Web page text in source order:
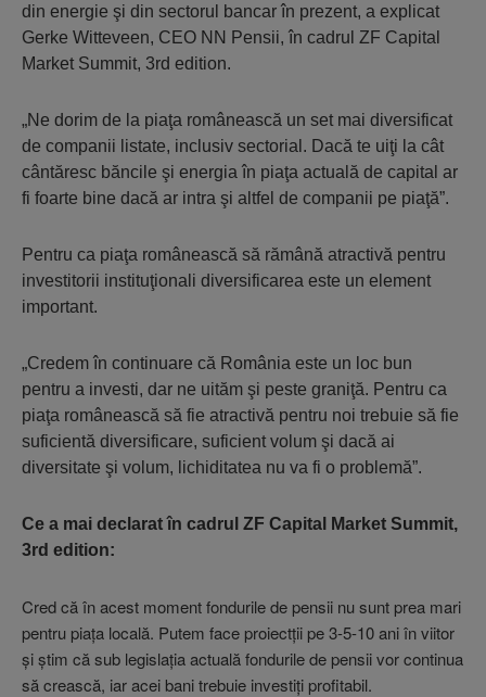
din energie şi din sectorul bancar în prezent, a explicat
Gerke Witteveen, CEO NN Pensii, în cadrul ZF Capital
Market Summit, 3rd edition.
„Ne dorim de la piaţa românească un set mai diversificat
de companii listate, inclusiv sectorial. Dacă te uiţi la cât
cântăresc băncile şi energia în piaţa actuală de capital ar
fi foarte bine dacă ar intra şi altfel de companii pe piaţă”.
Pentru ca piaţa românească să rămână atractivă pentru
investitorii instituţionali diversificarea este un element
important.
„Credem în continuare că România este un loc bun
pentru a investi, dar ne uităm şi peste graniţă. Pentru ca
piaţa românească să fie atractivă pentru noi trebuie să fie
suficientă diversificare, suficient volum şi dacă ai
diversitate şi volum, lichiditatea nu va fi o problemă”.
Ce a mai declarat în cadrul ZF Capital Market Summit,
3rd edition:
Cred că în acest moment fondurile de pensii nu sunt prea mari
pentru piaţa locală. Putem face proiectţii pe 3-5-10 ani în viitor
şi ştim că sub legislaţia actuală fondurile de pensii vor continua
să crească, iar acei bani trebuie investiţi profitabil.